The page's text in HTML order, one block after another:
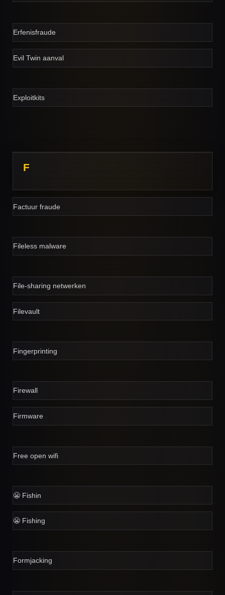
Erfenisfraude
Evil Twin aanval
Exploitkits
F
Factuur fraude
Fileless malware
File-sharing netwerken
Filevault
Fingerprinting
Firewall
Firmware
Free open wifi
😬 Fishin
😬 Fishing
Formjacking